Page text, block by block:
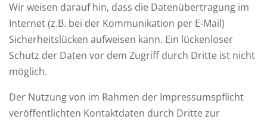
Wir weisen darauf hin, dass die Datenübertragung im
Internet (z.B. bei der Kommunikation per E-Mail)
Sicherheitslücken aufweisen kann. Ein lückenloser
Schutz der Daten vor dem Zugriff durch Dritte ist nicht
möglich.
Der Nutzung von im Rahmen der Impressumspflicht
veröffentlichten Kontaktdaten durch Dritte zur